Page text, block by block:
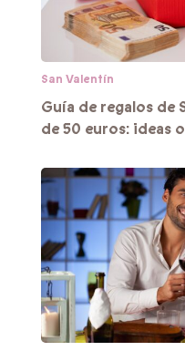
San Valentín
Guía de regalos de
de 50 euros: ideas